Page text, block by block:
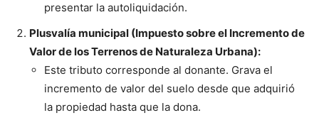
presentar la autoliquidación.
Plusvalía municipal (Impuesto sobre el Incremento de
Valor de los Terrenos de Naturaleza Urbana):
Este tributo corresponde al donante. Grava el
incremento de valor del suelo desde que adquirió
la propiedad hasta que la dona.